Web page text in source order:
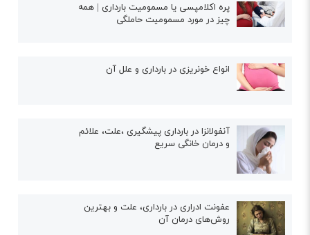
پره‌ اکلامپسی یا مسمومیت بارداری | همه
چیز در مورد مسمومیت حاملگی
انواع خونریزی در بارداری و علل آن
آنفولانزا در بارداری پیشگیری ،علت، علائم
و درمان خانگی سریع
عفونت ادراری در بارداری، علت و بهترین
روش‌های درمان آن